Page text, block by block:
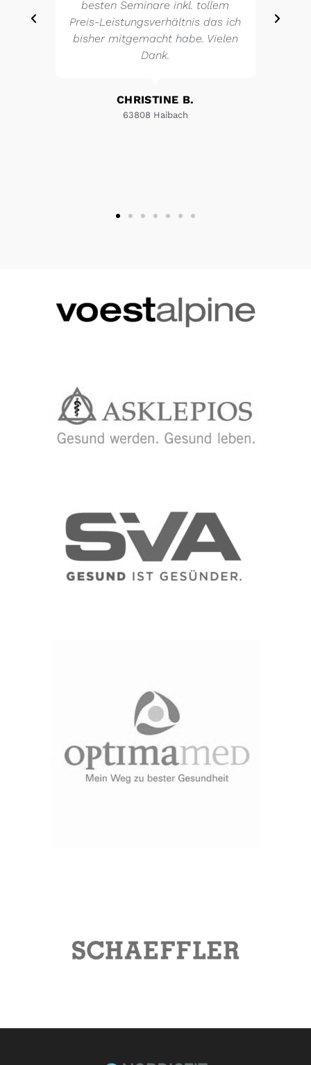
besten Seminare inkl. tollem
Preis-Leistungsverhältnis das ich
bisher mitgemacht habe. Vielen
Dank.
CHRISTINE B.
63808 Haibach